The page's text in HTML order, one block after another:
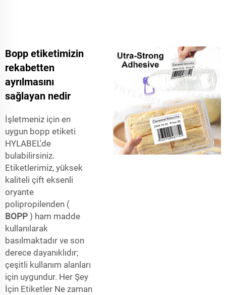
Bopp etiketimizin
rekabetten
ayrılmasını
sağlayan nedir
İşletmeniz için en
uygun bopp etiketi
HYLABEL'de
bulabilirsiniz.
Etiketlerimiz, yüksek
kaliteli çift eksenli
oryante
polipropilenden (
BOPP ) ham madde
kullanılarak
basılmaktadır ve son
derece dayanıklıdır;
çeşitli kullanım alanları
için uygundur. Her Şey
İçin Etiketler Ne zaman